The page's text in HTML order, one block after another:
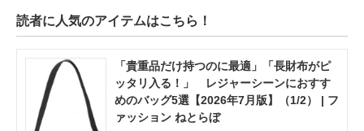
読者に人気のアイテムはこちら！
「貴重品だけ持つのに最適」「長財布がピ
ッタリ入る！」 レジャーシーンにおすす
めのバッグ5選【2026年7月版】（1/2） | フ
ァッション ねとらぼ